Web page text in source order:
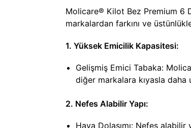
Molicare® Kilot Bez Premium 6
markalardan farkını ve
1. Yüksek Emicilik Kapasitesi:
Gelişmiş Emici Tabaka:
diğer markalara kıyasla
2. Nefes Alabilir Yapı:
Hava Dolaşımı: Nefes